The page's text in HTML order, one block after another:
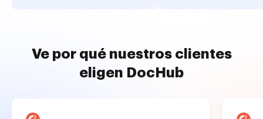
Ve por qué nuestros clientes
eligen DocHub